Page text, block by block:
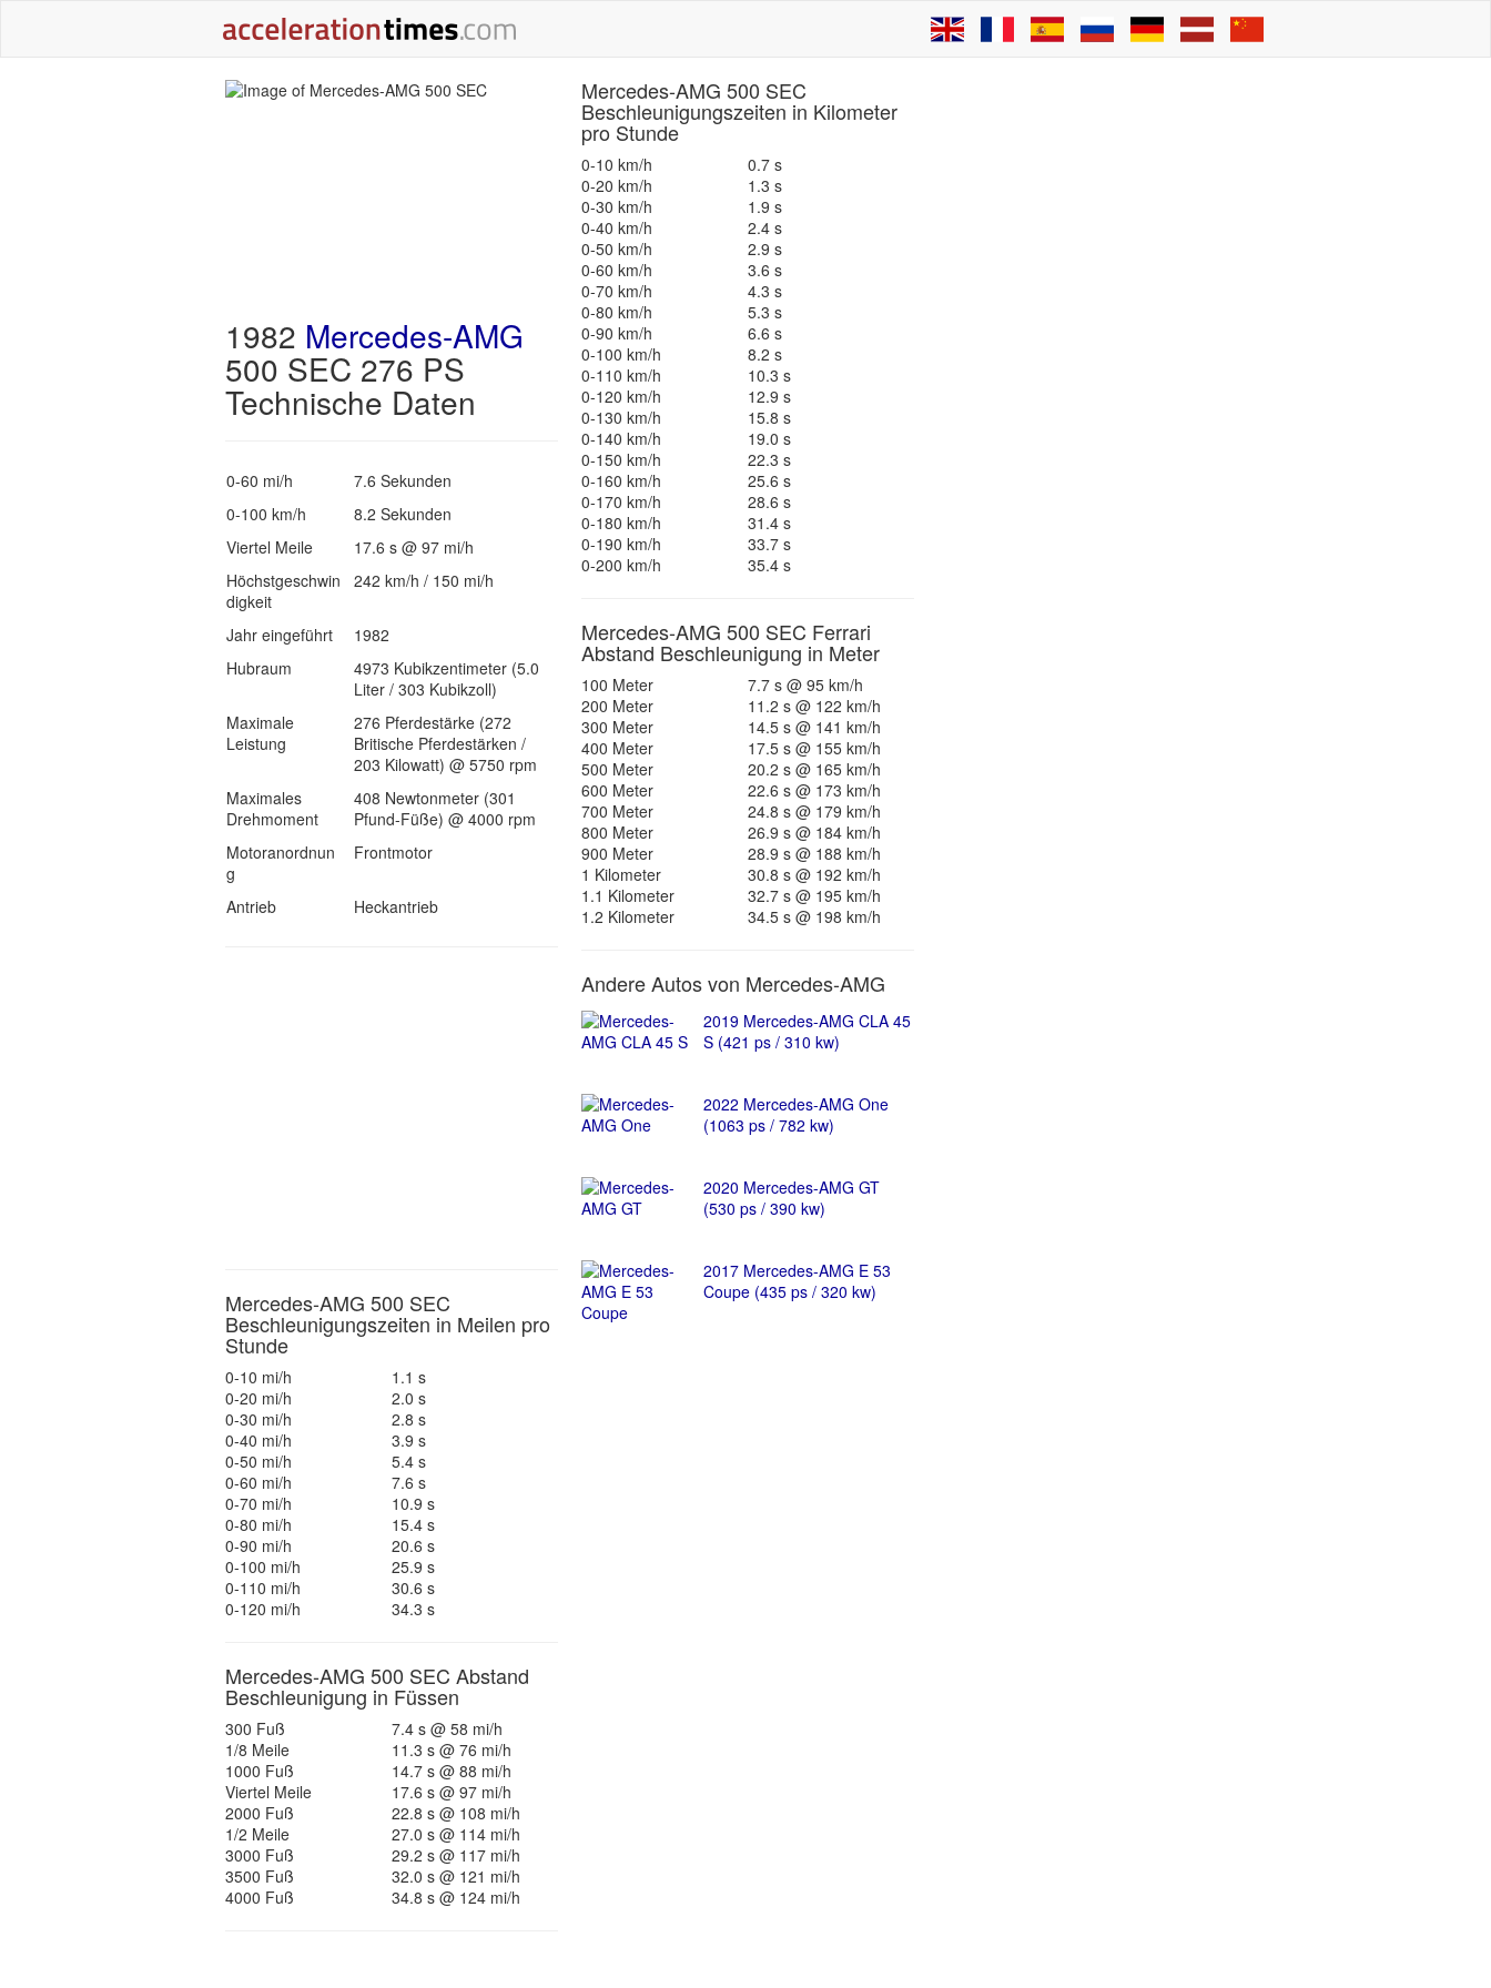
1982 Mercedes-AMG
500 SEC 276 PS
Technische Daten
0-60 mi/h
7.6 Sekunden
0-100 km/h
8.2 Sekunden
Viertel Meile
17.6 s @ 97 mi/h
Höchstgeschwin
digkeit
242 km/h / 150 mi/h
Jahr eingeführt
1982
Hubraum
4973 Kubikzentimeter (5.0
Liter / 303 Kubikzoll)
Maximale
Leistung
276 Pferdestärke (272
Britische Pferdestärken /
203 Kilowatt) @ 5750 rpm
Maximales
Drehmoment
408 Newtonmeter (301
Pfund-Füße) @ 4000 rpm
Motoranordnun
g
Frontmotor
Antrieb Heckantrieb
Mercedes-AMG 500 SEC
Beschleunigungszeiten in Meilen pro
Stunde
0-10 mi/h
1.1 s
0-20 mi/h
2.0 s
0-30 mi/h
2.8 s
0-40 mi/h
3.9 s
0-50 mi/h
5.4 s
0-60 mi/h
7.6 s
0-70 mi/h
10.9 s
0-80 mi/h
15.4 s
0-90 mi/h
20.6 s
0-100 mi/h
25.9 s
0-110 mi/h
30.6 s
0-120 mi/h
34.3 s
Mercedes-AMG 500 SEC Abstand
Beschleunigung in Füssen
300 Fuß
7.4 s @ 58 mi/h
1/8 Meile
11.3 s @ 76 mi/h
1000 Fuß
14.7 s @ 88 mi/h
Viertel Meile
17.6 s @ 97 mi/h
2000 Fuß
22.8 s @ 108 mi/h
1/2 Meile
27.0 s @ 114 mi/h
3000 Fuß
29.2 s @ 117 mi/h
3500 Fuß
32.0 s @ 121 mi/h
4000 Fuß
34.8 s @ 124 mi/h
Mercedes-AMG 500 SEC
Beschleunigungszeiten in Kilometer
pro Stunde
0-10 km/h
0.7 s
0-20 km/h
1.3 s
0-30 km/h
1.9 s
0-40 km/h
2.4 s
0-50 km/h
2.9 s
0-60 km/h
3.6 s
0-70 km/h
4.3 s
0-80 km/h
5.3 s
0-90 km/h
6.6 s
0-100 km/h
8.2 s
0-110 km/h
10.3 s
0-120 km/h
12.9 s
0-130 km/h
15.8 s
0-140 km/h
19.0 s
0-150 km/h
22.3 s
0-160 km/h
25.6 s
0-170 km/h
28.6 s
0-180 km/h
31.4 s
0-190 km/h
33.7 s
0-200 km/h
35.4 s
Mercedes-AMG 500 SEC Ferrari
Abstand Beschleunigung in Meter
100 Meter
7.7 s @ 95 km/h
200 Meter
11.2 s @ 122 km/h
300 Meter
14.5 s @ 141 km/h
400 Meter
17.5 s @ 155 km/h
500 Meter
20.2 s @ 165 km/h
600 Meter
22.6 s @ 173 km/h
700 Meter
24.8 s @ 179 km/h
800 Meter
26.9 s @ 184 km/h
900 Meter
28.9 s @ 188 km/h
1 Kilometer
30.8 s @ 192 km/h
1.1 Kilometer
32.7 s @ 195 km/h
1.2 Kilometer
34.5 s @ 198 km/h
Andere Autos von Mercedes-AMG
2019 Mercedes-AMG CLA 45
S (421 ps / 310 kw)
2022 Mercedes-AMG One
(1063 ps / 782 kw)
2020 Mercedes-AMG GT
(530 ps / 390 kw)
2017 Mercedes-AMG E 53
Coupe (435 ps / 320 kw)